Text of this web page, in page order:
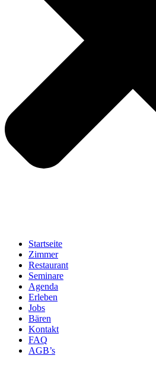
Startseite
Zimmer
Restaurant
Seminare
Agenda
Erleben
Jobs
Bären
Kontakt
FAQ
AGB’s